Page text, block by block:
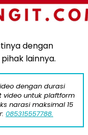
dengan
lainnya.
dengan durasi
untuk plaftform
narasi maksimal 15
085315557788.